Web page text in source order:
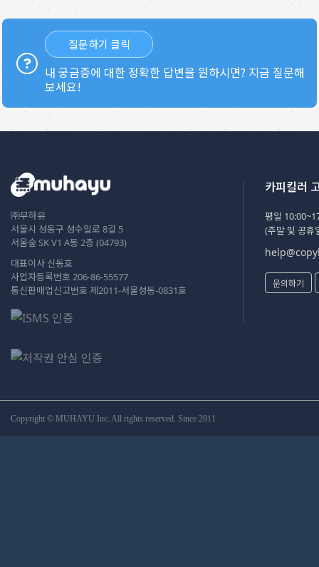
질문하기 클릭
내 궁금증에 대한 정확한 답변을 원하시면? 지금 질문해
보세요!
㈜무하유
서울시 성동구 성수일로 8길 5
서울숲 SK V1 A동 2층 (04793)
대표이사 신동호
사업자등록번호 206-86-55577
통신판매업신고번호 제2011-서울성동-0831호
카피킬러
평일
(주말 및 공휴
문의하기
Copyright © MUHAYU Inc. All rights reserved. Since 2011